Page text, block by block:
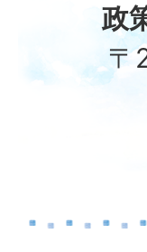
政
〒